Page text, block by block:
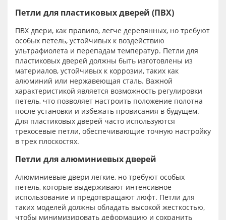
Петли для пластиковых дверей (ПВХ)
ПВХ двери, как правило, легче деревянных, но требуют
особых петель, устойчивых к воздействию
ультрафиолета и перепадам температур. Петли для
пластиковых дверей должны быть изготовлены из
материалов, устойчивых к коррозии, таких как
алюминий или нержавеющая сталь. Важной
характеристикой является возможность регулировки
петель, что позволяет настроить положение полотна
после установки и избежать провисания в будущем.
Для пластиковых дверей часто используются
трехосевые петли, обеспечивающие точную настройку
в трех плоскостях.
Петли для алюминиевых дверей
Алюминиевые двери легкие, но требуют особых
петель, которые выдерживают интенсивное
использование и предотвращают люфт. Петли для
таких моделей должны обладать высокой жесткостью,
чтобы минимизировать деформацию и сохранить